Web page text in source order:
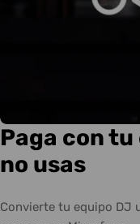
Paga con tu
no usas
Convierte tu equipo DJ